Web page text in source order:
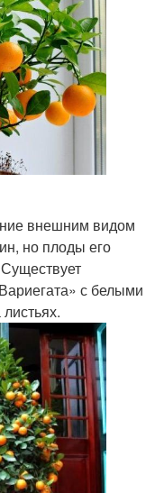
внешним видом
но плоды его
с белыми